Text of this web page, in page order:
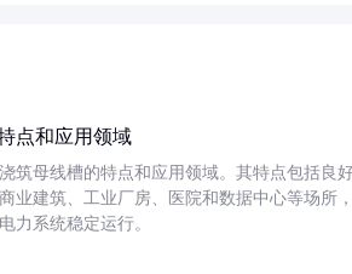
点和应用领域
筑母线槽的特点和应用领域。其特点包括良
业建筑、工业厂房、医院和数据中心等场所
力系统稳定运行。